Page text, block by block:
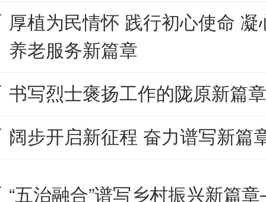
厚植为民情怀 践行初心使命
养老服务新篇章
书写烈士褒扬工作的陇原新篇章
阔步开启新征程 奋力谱写新篇
“五治融合”谱写乡村振兴新篇